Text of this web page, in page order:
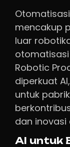
mencakup
luar
Robotic
diperkuat
untuk
dan inovasi
AI untuk